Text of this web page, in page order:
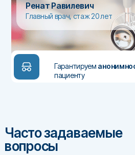
Главный врач, стаж 20 лет
Ренат Равилевич
Гарантируем
пациенту
Часто задаваемые
вопросы